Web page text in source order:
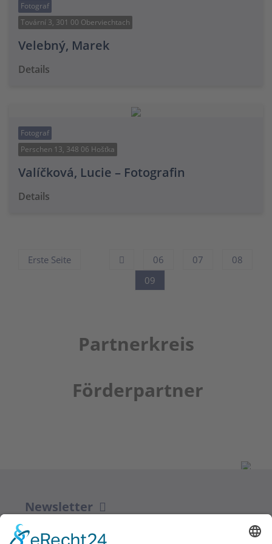
Fotograf
Tovární 3, 301 00 Oberviechtach
Velebný, Marek
Details
Fotograf
Perschen 13, 348 06 Hošťka
Valíčková, Lucie – Fotografin
Details
Erste Seite 06 07
08
09
Partnerkreis
Förderpartner
Newsletter
ZUR ANMELDUNG